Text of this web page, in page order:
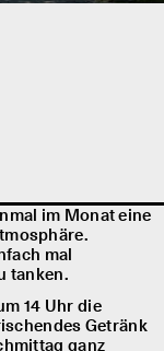
im Monat eine
mal
tanken.
14 Uhr die
Getränk
ganz